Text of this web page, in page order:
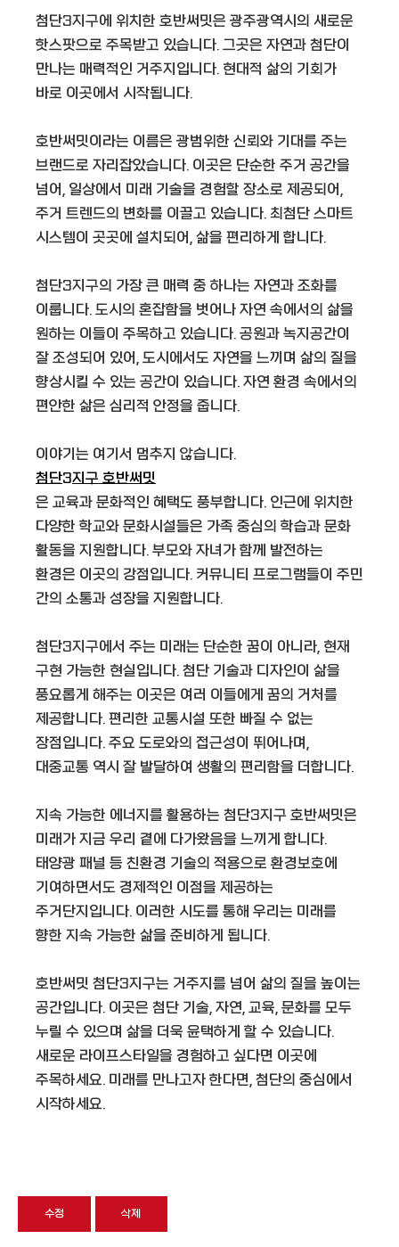
첨단3지구에 위치한 호반써밋은 광주광역시의 새로운
핫스팟으로 주목받고 있습니다. 그곳은 자연과 첨단이
만나는 매력적인 거주지입니다. 현대적 삶의 기회가
바로 이곳에서 시작됩니다.
호반써밋이라는 이름은 광범위한 신뢰와 기대를 주는
브랜드로 자리잡았습니다. 이곳은 단순한 주거 공간을
넘어, 일상에서 미래 기술을 경험할 장소로 제공되어,
주거 트렌드의 변화를 이끌고 있습니다. 최첨단 스마트
시스템이 곳곳에 설치되어, 삶을 편리하게 합니다.
첨단3지구의 가장 큰 매력 중 하나는 자연과 조화를
이룹니다. 도시의 혼잡함을 벗어나 자연 속에서의 삶을
원하는 이들이 주목하고 있습니다. 공원과 녹지공간이
잘 조성되어 있어, 도시에서도 자연을 느끼며 삶의 질을
향상시킬 수 있는 공간이 있습니다. 자연 환경 속에서의
편안한 삶은 심리적 안정을 줍니다.
이야기는 여기서 멈추지 않습니다.
첨단3지구 호반써밋
은 교육과 문화적인 혜택도 풍부합니다. 인근에 위치한
다양한 학교와 문화시설들은 가족 중심의 학습과 문화
활동을 지원합니다. 부모와 자녀가 함께 발전하는
환경은 이곳의 강점입니다. 커뮤니티 프로그램들이 주민
간의 소통과 성장을 지원합니다.
첨단3지구에서 주는 미래는 단순한 꿈이 아니라, 현재
구현 가능한 현실입니다. 첨단 기술과 디자인이 삶을
풍요롭게 해주는 이곳은 여러 이들에게 꿈의 거처를
제공합니다. 편리한 교통시설 또한 빠질 수 없는
장점입니다. 주요 도로와의 접근성이 뛰어나며,
대중교통 역시 잘 발달하여 생활의 편리함을 더합니다.
지속 가능한 에너지를 활용하는 첨단3지구 호반써밋은
미래가 지금 우리 곁에 다가왔음을 느끼게 합니다.
태양광 패널 등 친환경 기술의 적용으로 환경보호에
기여하면서도 경제적인 이점을 제공하는
주거단지입니다. 이러한 시도를 통해 우리는 미래를
향한 지속 가능한 삶을 준비하게 됩니다.
호반써밋 첨단3지구는 거주지를 넘어 삶의 질을 높이는
공간입니다. 이곳은 첨단 기술, 자연, 교육, 문화를 모두
누릴 수 있으며 삶을 더욱 윤택하게 할 수 있습니다.
새로운 라이프스타일을 경험하고 싶다면 이곳에
주목하세요. 미래를 만나고자 한다면, 첨단의 중심에서
시작하세요.
수정 삭제